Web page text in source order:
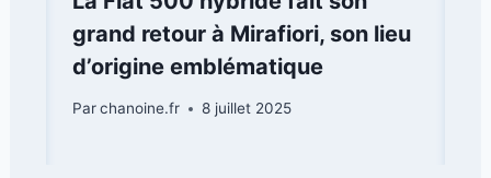
grand retour à Mirafiori, son lieu
d’origine emblématique
Parchanoine.fr 8 juillet 2025